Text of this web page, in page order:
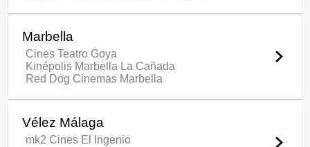
Marbella
Cines Teatro Goya
Kinépolis Marbella La Cañada
Red Dog Cinemas Marbella
Vélez Málaga
mk2 Cines El Ingenio